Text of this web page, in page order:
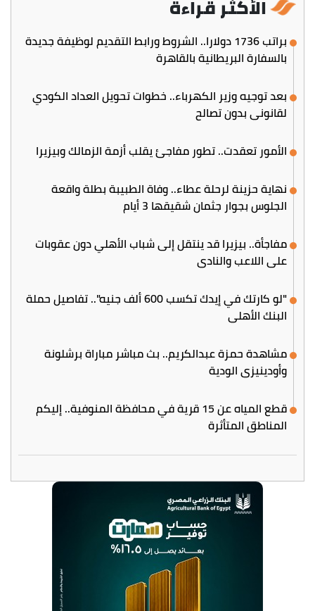
الأكثر قراءة
براتب 1736 دولارا.. الشروط ورابط التقديم لوظيفة جديدة
بالسفارة البريطانية بالقاهرة
بعد توجيه وزير الكهرباء.. خطوات تحويل العداد الكودي
لقانوني بدون تصالح
الأمور تعقدت.. تطور مفاجئ يقلب أزمة الزمالك وبيزيرا
نهاية حزينة لرحلة عطاء.. وفاة الطبيبة بطلة واقعة
الجلوس بجوار جثمان شقيقها 3 أيام
مفاجأة.. بيزيرا قد ينتقل إلى شباب الأهلي دون عقوبات
على اللاعب والنادي
"لو كارتك في إيدك تكسب 600 ألف جنيه".. تفاصيل حملة
البنك الأهلي
مشاهدة حمزة عبدالكريم.. بث مباشر مباراة برشلونة
وأودينيزي الودية
قطع المياه عن 15 قرية في محافظة المنوفية.. إليكم
المناطق المتأثرة